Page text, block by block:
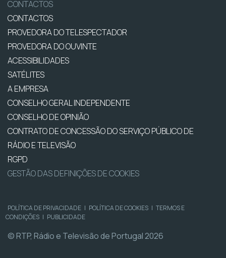
CONTACTOS
CONTACTOS
PROVEDORA DO TELESPECTADOR
PROVEDORA DO OUVINTE
ACESSIBILIDADES
SATÉLITES
A EMPRESA
CONSELHO GERAL INDEPENDENTE
CONSELHO DE OPINIÃO
CONTRATO DE CONCESSÃO DO SERVIÇO PÚBLICO DE
RÁDIO E TELEVISÃO
RGPD
GESTÃO DAS DEFINIÇÕES DE COOKIES
POLÍTICA DE PRIVACIDADE | POLÍTICA DE COOKIES | TERMOS E
CONDIÇÕES | PUBLICIDADE
© RTP, Rádio e Televisão de Portugal 2026